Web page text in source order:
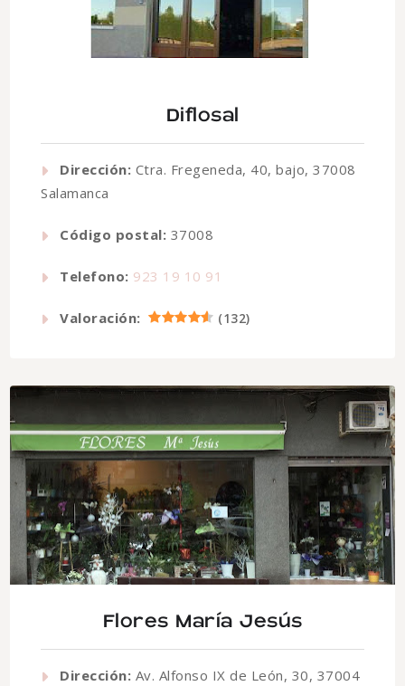
Diflosal
Dirección: Ctra. Fregeneda, 40, bajo, 37008
Salamanca
Código postal: 37008
Telefono: 923 19 10 91
Valoración: (132)
Flores María Jesús
Dirección: Av. Alfonso IX de León, 30, 37004